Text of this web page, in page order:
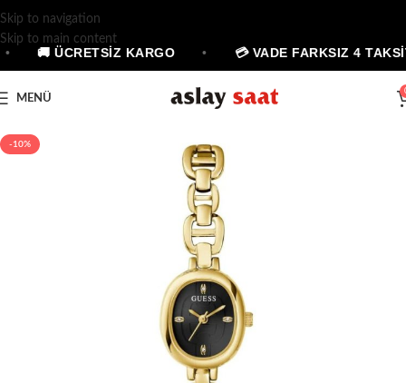
Skip to navigation
Skip to main content
🚚 ÜCRETSİZ KARGO 💳 VADE FARKSIZ 4
MENÜ
-10%